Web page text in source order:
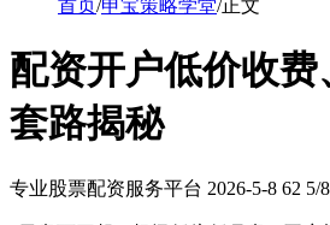
首页/申宝策略学堂/正文
配资开户低价收费
套路揭秘
专业股票配资服务平台 2026-5-8 62 5/8